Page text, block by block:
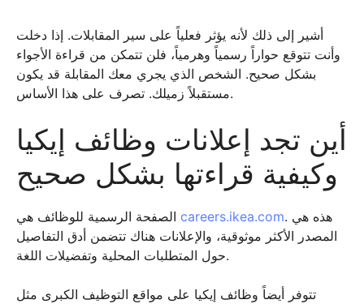
أشير إلى ذلك لأنه يؤثر فعلياً على سير المقابلات. إذا دخلت
وأنت تتوقع حواراً رسمياً وهرمياً، فلن تتمكن من قراءة الأجواء
بشكل صحيح. الشخص الذي يجري معك المقابلة قد يكون
مستقبلاً زميلك. تصرف على هذا الأساس.
أين تجد إعلانات وظائف إيكيا
وكيفية قراءتها بشكل صحيح
careers.ikea.com. هذه هي
المصدر الأكثر موثوقية، والإعلانات هناك تتضمن أدق التفاصيل
حول المتطلبات المحلية وتفضيلات اللغة.
تتوفر أيضاً وظائف إيكيا على مواقع التوظيف الكبرى مثل